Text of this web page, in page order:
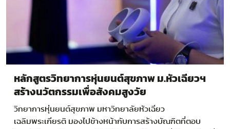
หลักสูตรวิทยาการหุ่นยนต์สุขภาพ ม.หัวเฉียวฯ
สร้างนวัตกรรมเพื่อสังคมสูงวัย
วิทยาการหุ่นยนต์สุขภาพ มหาวิทยาลัยหัวเฉียว
เฉลิมพระเกียรติ มองไปข้างหน้ากับการสร้างบัณฑิตที่ตอบ